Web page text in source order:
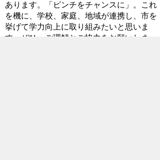
あります。「ピンチをチャンスに」。これ
を機に、学校、家庭、地域が連携し、市を
挙げて学力向上に取り組みたいと思いま
す。ぜひ、ご理解とご協力をお願いしま